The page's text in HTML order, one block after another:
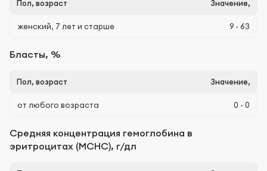
Пол, возраст Значение,
женский, 7 лет и старше 9 - 63
Бласты, %
Пол, возраст Значение,
от любого возраста 0 - 0
Средняя концентрация гемоглобина в
эритроцитах (МСНС), г/дл